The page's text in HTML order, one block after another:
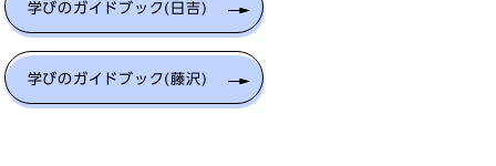
学びのガイドブック(日吉)
学びのガイドブック(藤沢)